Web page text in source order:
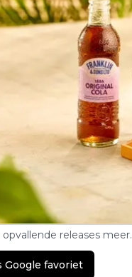
releases meer.
Google favoriet